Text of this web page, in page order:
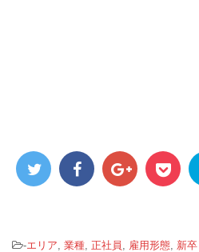
-エリア 業種 正社員 雇用形態 新